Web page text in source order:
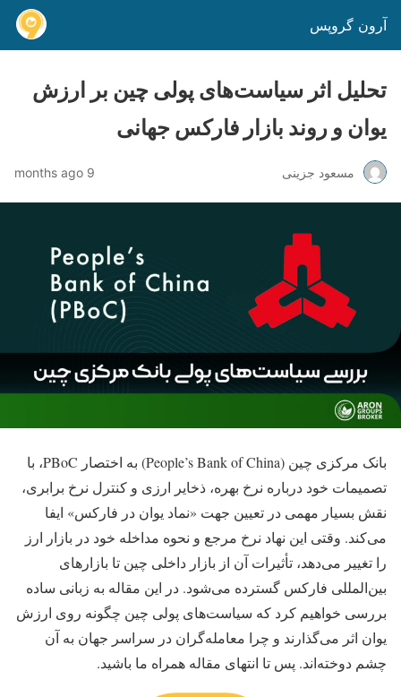
آرون گروپس
تحلیل اثر سیاست‌های پولی چین بر ارزش
یوان و روند بازار فارکس جهانی
مسعود جزینی 9 months ago
بانک مرکزی چین (People’s Bank of China) به اختصار PBoC، با
تصمیمات خود درباره نرخ بهره، ذخایر ارزی و کنترل نرخ برابری،
نقش بسیار مهمی در تعیین جهت «نماد یوان در فارکس» ایفا
می‌کند. وقتی این نهاد نرخ مرجع و نحوه مداخله خود در بازار ارز
را تغییر می‌‌دهد، تأثیرات آن از بازار داخلی چین تا بازارهای
بین‌المللی فارکس گسترده می‌شود. در این مقاله به زبانی ساده
بررسی خواهیم کرد که سیاست‌های پولی چین چگونه روی ارزش
یوان اثر می‌گذارند و چرا معامله‌گران در سراسر جهان به آن
چشم دوخته‌اند. پس تا انتهای مقاله همراه ما باشید.